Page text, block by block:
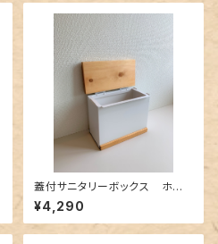
蓋付サニタリーボックス ホワ
イト（トイレポット・ダストボック
ス）
¥4,290